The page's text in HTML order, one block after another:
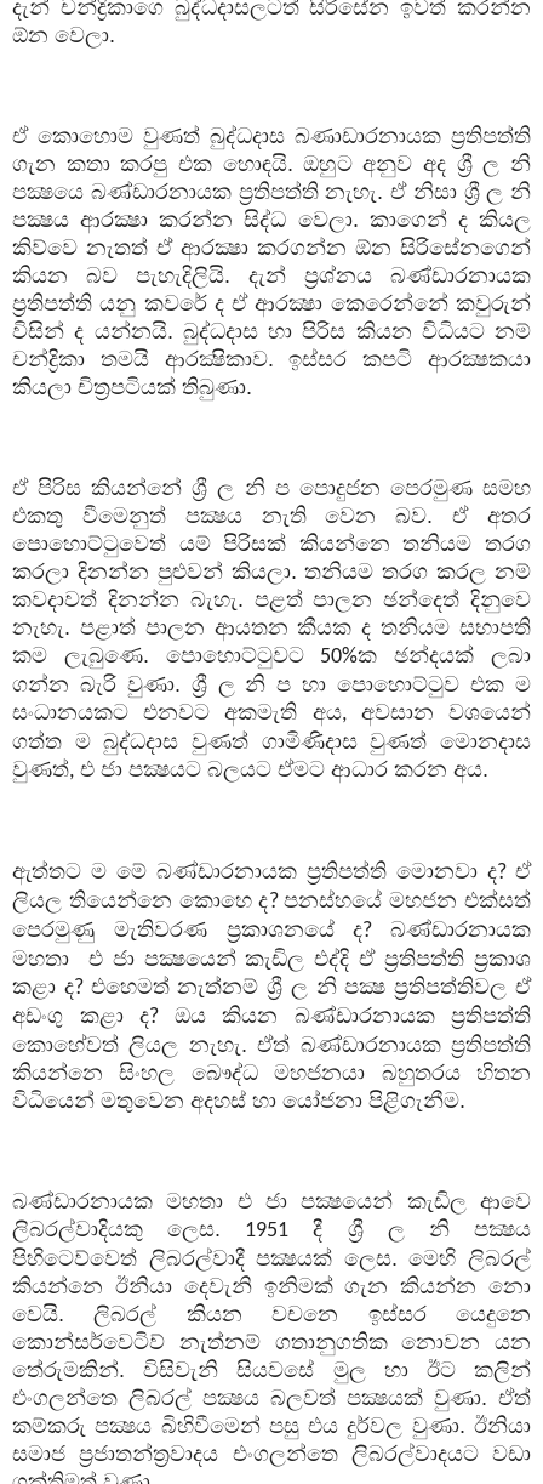
දැන් චන්ද්‍රිකාගෙ බුද්ධදාසලටත් සිරිසේන ඉවත් කරන්න
ඕන වෙලා.
ඒ කොහොම වුණත් බුද්ධදාස බණාඩාරනායක ප්‍රතිපත්ති
ගැන කතා කරපු එක හොඳයි. ඔහුට අනුව අද ශ්‍රී ල නි
පක්‍ෂයෙ බණ්ඩාරනායක ප්‍රතිපත්ති නැහැ. ඒ නිසා ශ්‍රී ල නි
පක්‍ෂය ආරක්‍ෂා කරන්න සිද්ධ වෙලා. කාගෙන් ද කියල
කිව්වෙ නැතත් ඒ ආරක්‍ෂා කරගන්න ඕන සිරිසේනගෙන්
කියන බව පැහැදිලියි. දැන් ප්‍රශ්නය බණ්ඩාරනායක
ප්‍රතිපත්ති යනු කවරේ ද ඒ ආරක්‍ෂා කෙරෙන්නේ කවුරුන්
විසින් ද යන්නයි. බුද්ධදාස හා පිරිස කියන විධියට නම්
චන්ද්‍රිකා තමයි ආරක්‍ෂිකාව. ඉස්සර කපටි ආරක්‍ෂකයා
කියලා චිත්‍රපටියක් තිබුණා.
ඒ පිරිස කියන්නේ ශ්‍රී ල නි ප පොදුජන පෙරමුණ සමහ
එකතු වීමෙනුත් පක්‍ෂය නැති වෙන බව. ඒ අතර
පොහොට්ටුවෙත් යම් පිරිසක් කියන්නෙ තනියම තරග
කරලා දිනන්න පුළුවන් කියලා. තනියම තරග කරල නම්
කවදාවත් දිනන්න බැහැ. පළත් පාලන ඡන්දෙත් දිනුවෙ
නැහැ. පළාත් පාලන ආයතන කීයක ද තනියම සභාපති
කම ලැබුණෙ. පොහොට්ටුවට 50%ක ඡන්දයක් ලබා
ගන්න බැරි වුණා. ශ්‍රී ල නි ප හා පොහොට්ටුව එක ම
සංධානයකට එනවට අකමැති අය,අවසාන වශයෙන්
ගත්ත ම බුද්ධදාස වුණත් ගාමිණිදාස වුණත් මොනදාස
වුණත්, එ ජා පක්‍ෂයට බලයට ඒමට ආධාර කරන අය.
ඇත්තට ම මේ බණ්ඩාරනායක ප්‍රතිපත්ති මොනවා ද? ඒ
ලියල තියෙන්නෙ කොහෙ ද?පනස්හයේ මහජන එක්සත්
පෙරමුණු මැතිවරණ ප්‍රකාශනයේ ද? බණ්ඩාරනායක
මහතා
එ ජා පක්‍ෂයෙන් කැඩිල එද්දි ඒ ප්‍රතිපත්ති ප්‍රකාශ
කළා ද? එහෙමත් නැත්නම් ශ්‍රී ල නි පක්‍ෂ ප්‍රතිපත්තිවල ඒ
අඩංගු කළා ද? ඔය කියන බණ්ඩාරනායක ප්‍රතිපත්ති
කොහේවත් ලියල නැහැ. ඒත් බණ්ඩාරනායක ප්‍රතිපත්ති
කියන්නෙ සිංහල බෞද්ධ මහජනයා බහුතරය හිතන
විධියෙන් මතුවෙන අදහස් හා යෝජනා පිළිගැනීම.
බණ්ඩාරනායක මහතා එ ජා පක්‍ෂයෙන් කැඩිල ආවෙ
ලිබරල්වාදියකු ලෙස. 1951 දී ශ්‍රී ල නි පක්‍ෂය
පිහිටෙව්වෙත් ලිබරල්වාදී පක්‍ෂයක් ලෙස. මෙහි ලිබරල්
කියන්නෙ ඊනියා දෙවැනි ඉනිමක් ගැන කියන්න නො
වෙයි. ලිබරල් කියන වචනෙ ඉස්සර යෙදුනෙ
කොන්සර්වෙටිව් නැත්නම් ගතානුගතික නොවන යන
තේරුමකින්. විසිවැනි සියවසේ මුල හා ඊට කලින්
එංගලන්තෙ ලිබරල් පක්‍ෂය බලවත් පක්‍ෂයක් වුණා. ඒත්
කම්කරු පක්‍ෂය බිහිවීමෙන් පසු එය දුර්වල වුණා. ඊනියා
සමාජ ප්‍රජාතන්ත්‍රවාදය එංගලන්තෙ ලිබරල්වාදයට වඩා